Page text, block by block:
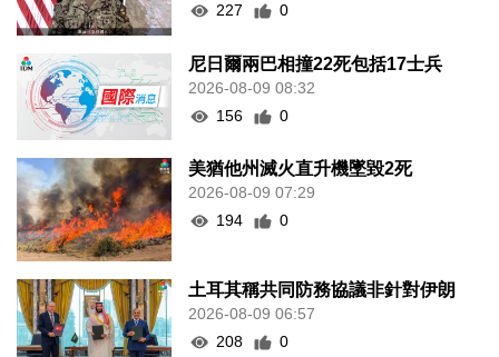
227
0
尼日爾兩巴相撞22死包括17士兵
2026-08-09 08:32
156
0
美猶他州滅火直升機墜毀2死
2026-08-09 07:29
194
0
土耳其稱共同防務協議非針對伊朗
2026-08-09 06:57
208
0